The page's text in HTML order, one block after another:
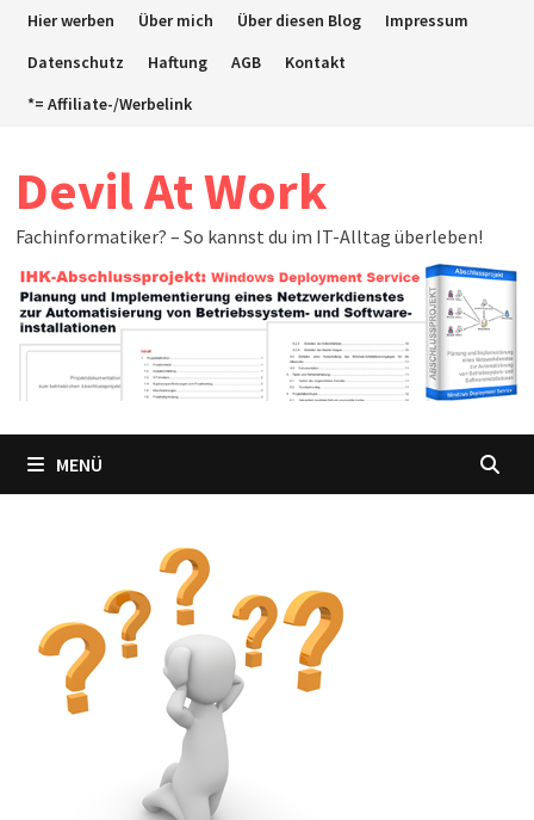
ZumHier werben Über mich Über diesen Blog
Impressum
Datenschutz
Haftung AGB
Kontakt
*= Affiliate-/Werbelink
Devil At Work
Fachinformatiker? – So kannst du im IT-Alltag überleben!
MENÜ